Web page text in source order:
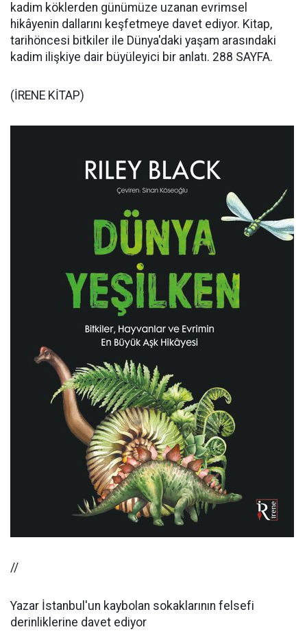
kadim köklerden günümüze uzanan evrimsel
hikâyenin dallarını keşfetmeye davet ediyor. Kitap,
tarihöncesi bitkiler ile Dünya'daki yaşam arasındaki
kadim ilişkiye dair büyüleyici bir anlatı. 288 SAYFA.
(İRENE KİTAP)
//
Yazar İstanbul'un kaybolan sokaklarının felsefi
derinliklerine davet ediyor